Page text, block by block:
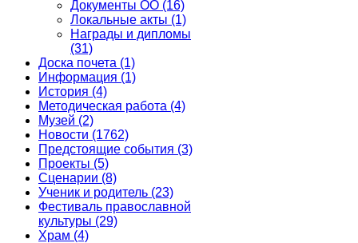
Документы ОО (16)
Локальные акты (1)
Награды и дипломы
(31)
Доска почета (1)
Информация (1)
История (4)
Методическая работа (4)
Музей (2)
Новости (1762)
Предстоящие события (3)
Проекты (5)
Сценарии (8)
Ученик и родитель (23)
Фестиваль православной
культуры (29)
Храм (4)